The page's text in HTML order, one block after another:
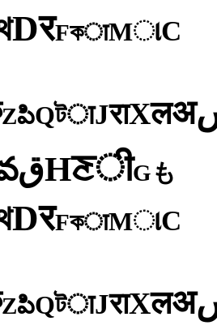
DरFকाMાC
ZపిQটाJराXलअ
قHਣीGも
DरFকाMાC
ZపిQটाJराXलअ